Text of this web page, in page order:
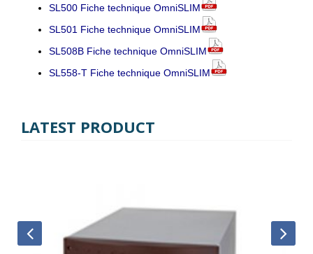
SL500 Fiche technique OmniSLIM
SL501 Fiche technique OmniSLIM
SL508B Fiche technique OmniSLIM
SL558-T Fiche technique OmniSLIM
LATEST PRODUCT